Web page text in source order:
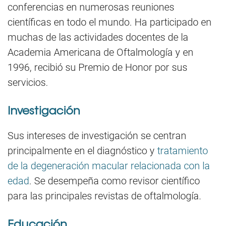
conferencias en numerosas reuniones
científicas en todo el mundo. Ha participado en
muchas de las actividades docentes de la
Academia Americana de Oftalmología y en
1996, recibió su Premio de Honor por sus
servicios.
Investigación
Sus intereses de investigación se centran
principalmente en el diagnóstico y tratamiento
de la degeneración macular relacionada con la
edad. Se desempeña como revisor científico
para las principales revistas de oftalmología.